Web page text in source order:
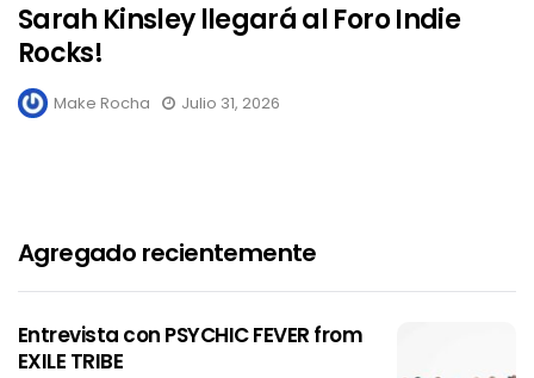
Sarah Kinsley llegará al Foro Indie
Rocks!
Make Rocha Julio 31, 2026
Agregado recientemente
Entrevista con PSYCHIC FEVER from
EXILE TRIBE